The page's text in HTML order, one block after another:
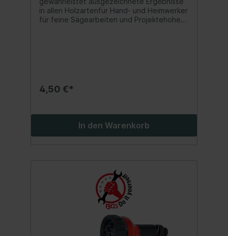
in allen Holzartenfür Hand- und Heimwerker
für feine Sägearbeiten und Projektehohe
rutschfestem, gummiertem HandgriffLänge
4,50 €*
In den Warenkorb